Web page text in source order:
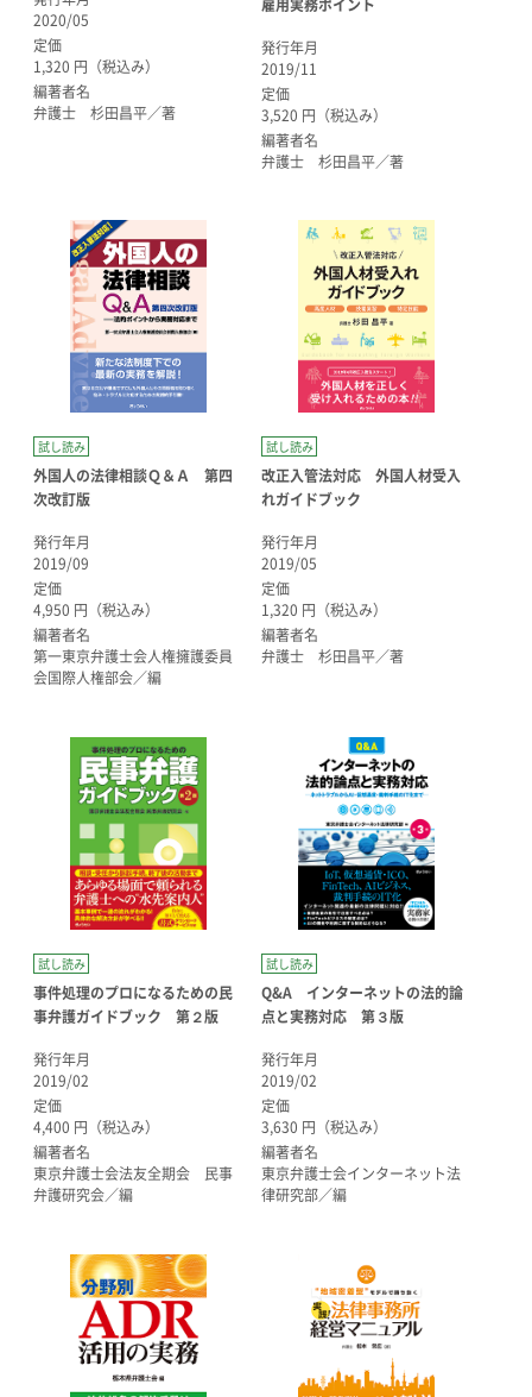
2020/05
定価
1,320 円（税込み）
編著者名
弁護士 杉田昌平／著
雇用実務ポイント
発行年月
2019/11
定価
3,520 円（税込み）
編著者名
弁護士 杉田昌平／著
試し読み
外国人の法律相談Ｑ＆Ａ 第四
次改訂版
発行年月
2019/09
定価
4,950 円（税込み）
編著者名
第一東京弁護士会人権擁護委員
会国際人権部会／編
試し読み
改正入管法対応 外国人材受入
れガイドブック
発行年月
2019/05
定価
1,320 円（税込み）
編著者名
弁護士 杉田昌平／著
試し読み
事件処理のプロになるための民
事弁護ガイドブック 第２版
発行年月
2019/02
定価
4,400 円（税込み）
編著者名
東京弁護士会法友全期会 民事
弁護研究会／編
試し読み
Q&A インターネットの法的論
点と実務対応 第３版
発行年月
2019/02
定価
3,630 円（税込み）
編著者名
東京弁護士会インターネット法
律研究部／編